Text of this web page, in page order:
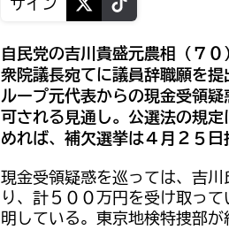
サイン
自民党の吉川貴盛元農相（７
衆院議長宛てに議員辞職願を
ループ元代表からの現金受領
可される見通し。公選法の規
めれば、補欠選挙は４月２５日
現金受領疑惑を巡っては、吉
り、計５００万円を受け取っ
明している。東京地検特捜部が